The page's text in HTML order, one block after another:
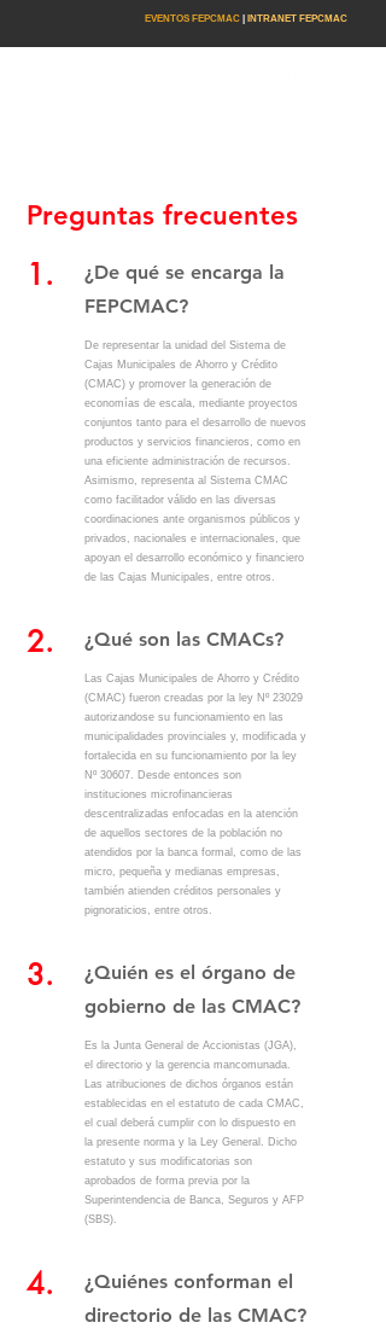
EVENTOS FEPCMAC INTRANET FEPCMAC
Preguntas frecuentes
1.
¿De qué se encarga la
FEPCMAC?
De representar la unidad del Sistema de
Cajas Municipales de Ahorro y Crédito
(CMAC) y promover la generación de
economías de escala, mediante proyectos
conjuntos tanto para el desarrollo de nuevos
productos y servicios financieros, como en
una eficiente administración de recursos.
Asimismo, representa al Sistema CMAC
como facilitador válido en las diversas
coordinaciones ante organismos públicos y
privados, nacionales e internacionales, que
apoyan el desarrollo económico y financiero
de las Cajas Municipales, entre otros.
2. ¿Qué son las CMACs?
Las Cajas Municipales de Ahorro y Crédito
(CMAC) fueron creadas por la ley Nº 23029
autorizandose su funcionamiento en las
municipalidades provinciales y, modificada y
fortalecida en su funcionamiento por la ley
Nº 30607. Desde entonces son
instituciones microfinancieras
descentralizadas enfocadas en la atención
de aquellos sectores de la población no
atendidos por la banca formal, como de las
micro, pequeña y medianas empresas,
también atienden créditos personales y
pignoraticios, entre otros.
3.
¿Quién es el órgano de
gobierno de las CMAC?
Es la Junta General de Accionistas (JGA),
el directorio y la gerencia mancomunada.
Las atribuciones de dichos órganos están
establecidas en el estatuto de cada CMAC,
el cual deberá cumplir con lo dispuesto en
la presente norma y la Ley General. Dicho
estatuto y sus modificatorias son
aprobados de forma previa por la
Superintendencia de Banca, Seguros y AFP
(SBS).
4.
¿Quiénes conforman el
directorio de las CMAC?